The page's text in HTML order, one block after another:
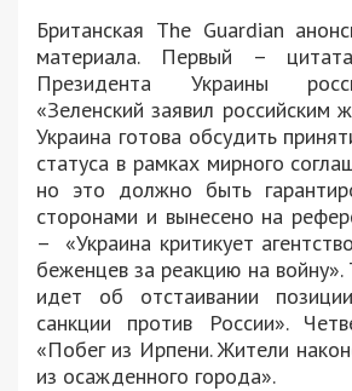
Британская The Guardian
материала. Первый –
Президента Украины
«Зеленский заявил российским
Украина готова обсудить
статуса в рамках мирного
но это должно быть
сторонами и вынесено на
– «Украина критикует
беженцев за реакцию на
идет об отстаивании
санкции против России».
«Побег из Ирпени. Жители
из осажденного города».